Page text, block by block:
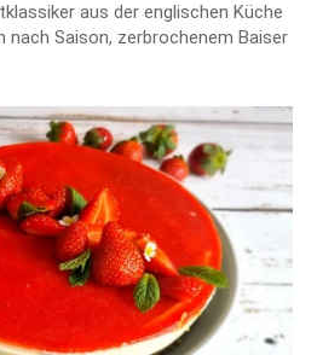
aus der englischen Küche
Saison, zerbrochenem Baiser